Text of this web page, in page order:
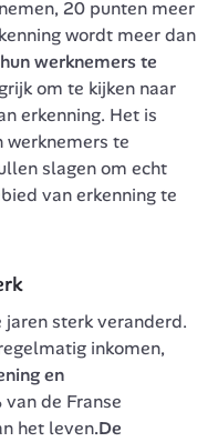
20 punten meer
wordt meer dan
hun werknemers te
om te kijken naar
erkenning. Het is
te
slagen om echt
van erkenning te
sterk veranderd.
inkomen,
en
van de Franse
het leven.De